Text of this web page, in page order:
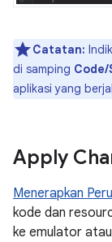
Catatan:
di samping
aplikasi yang
Apply
Menerapkan
kode dan
ke emulator